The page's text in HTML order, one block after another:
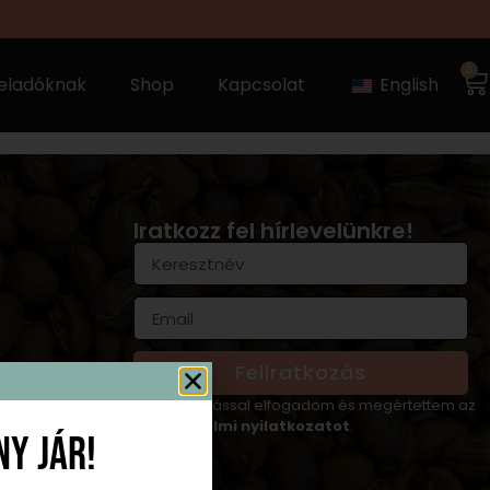
Shop Kapcsolat English
Iratkozz fel hírlevelünkre!
Feliratkozás
A feliratkozással elfogadom és megértettem az
Adatvédelmi nyilatkozatot.
jár!